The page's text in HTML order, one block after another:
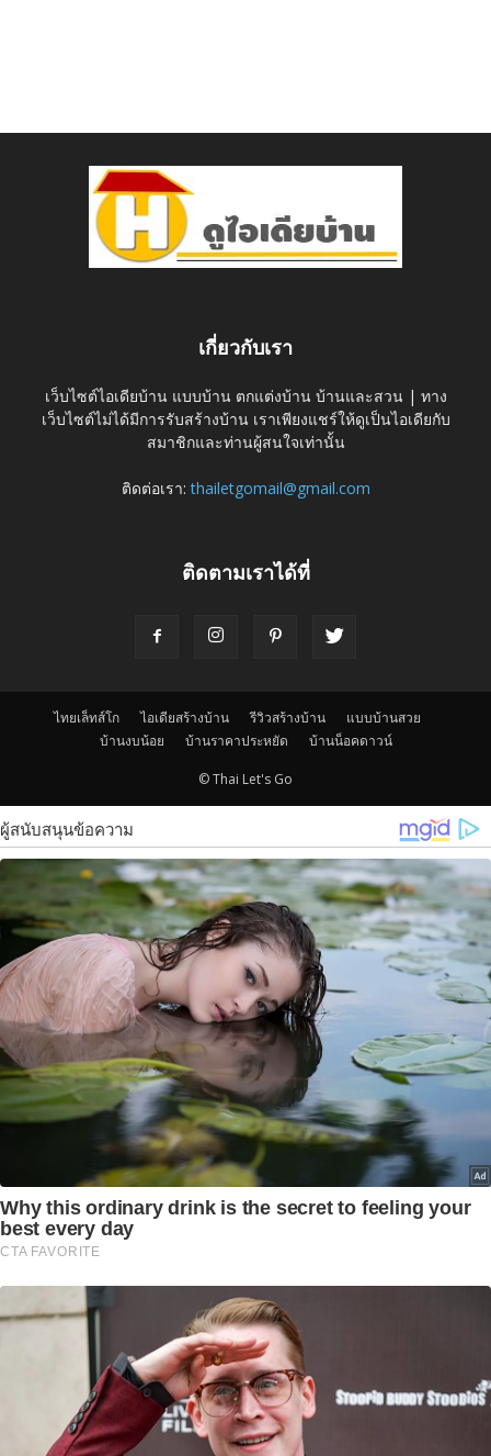
เกี่ยวกับเรา
เว็บไซต์ไอเดียบ้าน แบบบ้าน ตกแต่งบ้าน บ้านและสวน | ทาง
เว็บไซต์ไม่ได้มีการรับสร้างบ้าน เราเพียงแชร์ให้ดูเป็นไอเดียกับ
สมาชิกและท่านผู้สนใจเท่านั้น
ติดต่อเรา:thailetgomail@gmail.com
ติดตามเราได้ที่
ไทยเล็ทส์โก ไอเดียสร้างบ้าน รีวิวสร้างบ้าน
แบบบ้านสวย
บ้านงบน้อย
บ้านราคาประหยัด บ้านน็อคดาวน์
© Thai Let's Go